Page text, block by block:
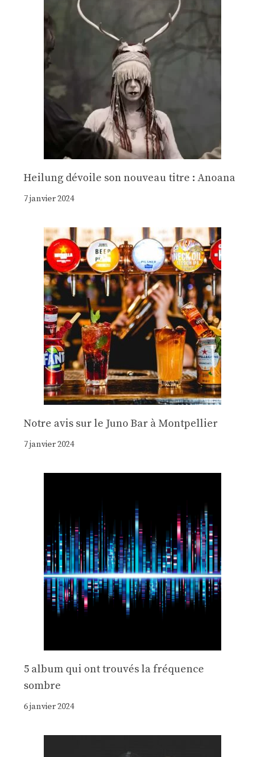
Heilung dévoile son nouveau titre : Anoana
7 janvier 2024
Notre avis sur le Juno Bar à Montpellier
7 janvier 2024
5 album qui ont trouvés la fréquence
sombre
6 janvier 2024